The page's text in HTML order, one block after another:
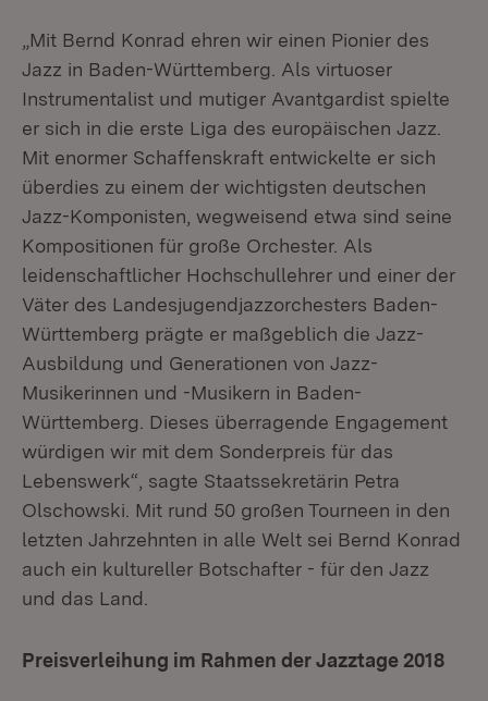
„Mit Bernd Konrad ehren wir einen Pionier des
Jazz in Baden-Württemberg. Als virtuoser
Instrumentalist und mutiger Avantgardist spielte
er sich in die erste Liga des europäischen Jazz.
Mit enormer Schaffenskraft entwickelte er sich
überdies zu einem der wichtigsten deutschen
Jazz-Komponisten, wegweisend etwa sind seine
Kompositionen für große Orchester. Als
leidenschaftlicher Hochschullehrer und einer der
Väter des Landesjugendjazzorchesters Baden-
Württemberg prägte er maßgeblich die Jazz-
Ausbildung und Generationen von Jazz-
Musikerinnen und -Musikern in Baden-
Württemberg. Dieses überragende Engagement
würdigen wir mit dem Sonderpreis für das
Lebenswerk“, sagte Staatssekretärin Petra
Olschowski. Mit rund 50 großen Tourneen in den
letzten Jahrzehnten in alle Welt sei Bernd Konrad
auch ein kultureller Botschafter - für den Jazz
und das Land.
Preisverleihung im Rahmen der Jazztage 2018